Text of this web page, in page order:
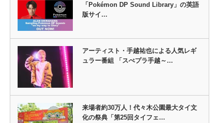
「Pokémon DP Sound Library」の英語
版サイ…
アーティスト・手越祐也による人気レギ
ュラー番組 「スぺプラ手越～…
来場者約30万人！代々木公園最大タイ文
化の祭典「第25回タイフェ…